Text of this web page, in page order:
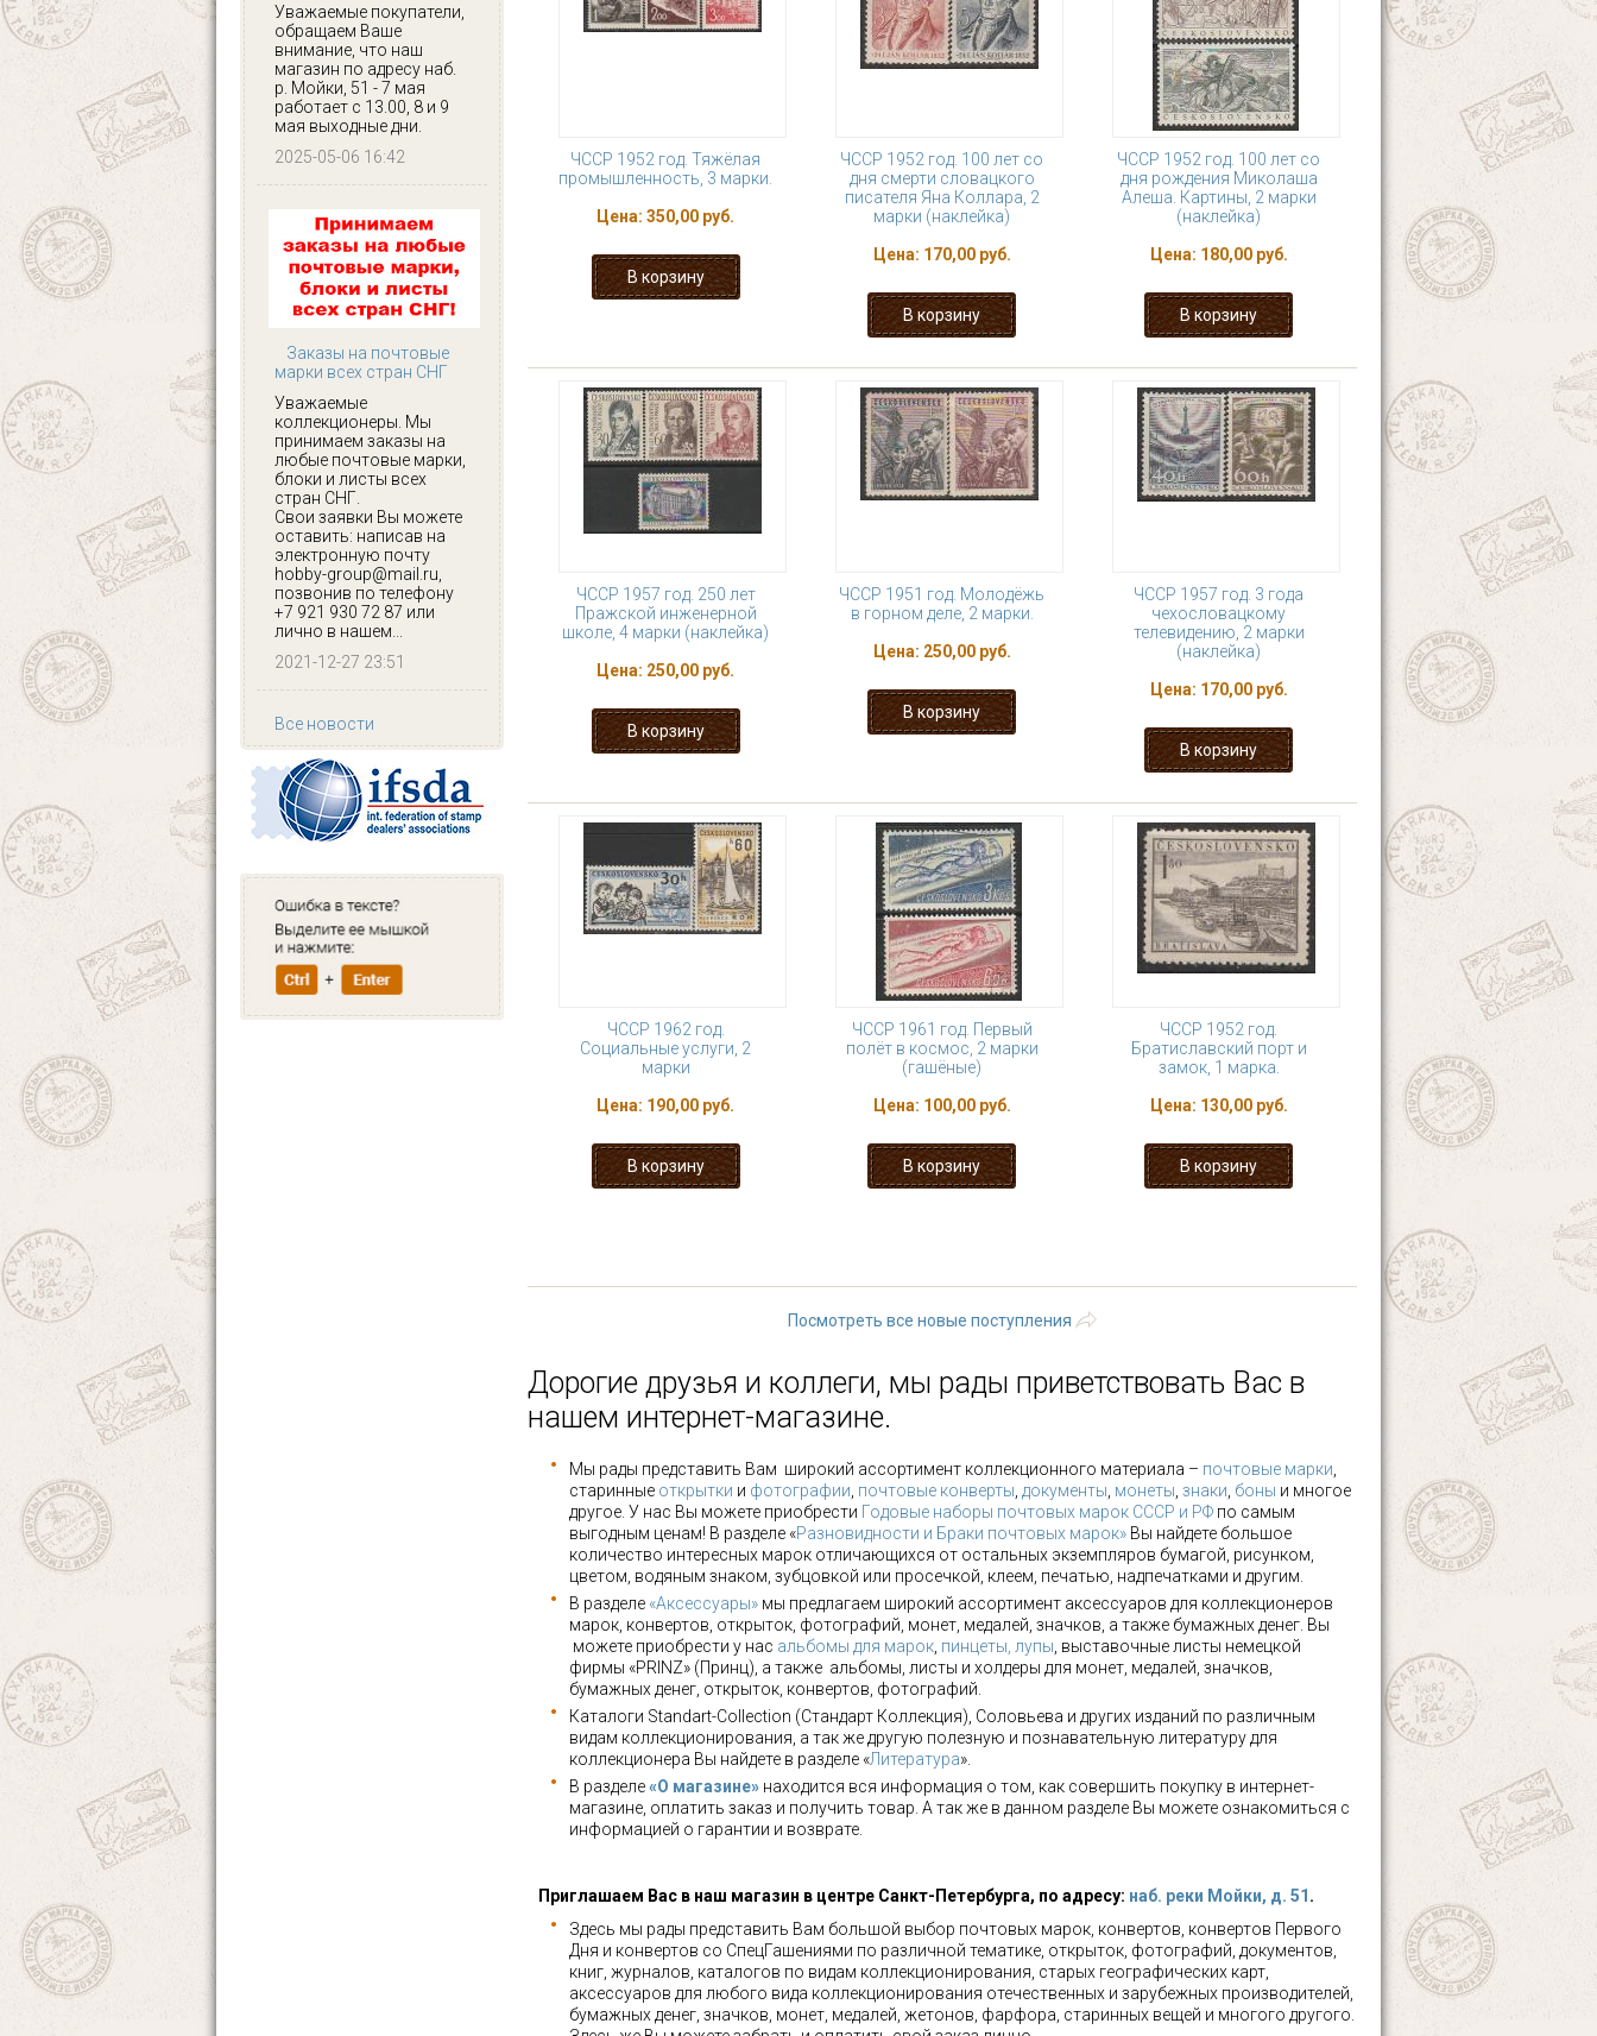
Уважаемые покупатели,
обращаем Ваше
внимание, что наш
магазин по адресу наб.
р. Мойки, 51 - 7 мая
работает с 13.00, 8 и 9
мая выходные дни.
2025-05-06 16:42
Заказы на почтовые
марки всех стран СНГ
Уважаемые
коллекционеры. Мы
принимаем заказы на
любые почтовые марки,
блоки и листы всех
стран СНГ.
Свои заявки Вы можете
оставить: написав на
электронную почту
hobby-group@mail.ru,
позвонив по телефону
+7 921 930 72 87 или
лично в нашем...
2021-12-27 23:51
Все новости
ЧССР 1952 год. Тяжёлая
промышленность, 3 марки.
Цена: 350,00 руб.
ЧССР 1952 год. 100 лет со
дня смерти словацкого
писателя Яна Коллара, 2
марки (наклейка)
Цена: 170,00 руб.
ЧССР 1952 год. 100 лет со
дня рождения Миколаша
Алеша. Картины, 2 марки
(наклейка)
Цена: 180,00 руб.
ЧССР 1957 год. 250 лет
Пражской инженерной
школе, 4 марки (наклейка)
Цена: 250,00 руб.
ЧССР 1951 год. Молодёжь
в горном деле, 2 марки.
Цена: 250,00 руб.
ЧССР 1957 год. 3 года
чехословацкому
телевидению, 2 марки
(наклейка)
Цена: 170,00 руб.
ЧССР 1962 год.
Социальные услуги, 2
марки
Цена: 190,00 руб.
ЧССР 1961 год. Первый
полёт в космос, 2 марки
(гашёные)
Цена: 100,00 руб.
ЧССР 1952 год.
Братиславский порт и
замок, 1 марка.
Цена: 130,00 руб.
Посмотреть все новые поступления
Дорогие друзья и коллеги, мы рады приветствовать Вас в
нашем интернет-магазине.
Мы рады представить Вам широкий ассортимент коллекционного материала – почтовые марки
старинные открытки и фотографии почтовые конверты документы монеты знаки боны и многое
другое. У нас Вы можете приобрести Годовые наборы почтовых марок СССР и РФ по самым
выгодным ценам! В разделе «Разновидности и Браки почтовых марок» Вы найдете большое
количество интересных марок отличающихся от остальных экземпляров бумагой, рисунком,
цветом, водяным знаком, зубцовкой или просечкой, клеем, печатью, надпечатками и другим.
В разделе «Аксессуары» мы предлагаем широкий ассортимент аксессуаров для коллекционеров
марок, конвертов, открыток, фотографий, монет, медалей, значков, а также бумажных денег. Вы
можете приобрести у нас альбомы для марок пинцеты, лупы , выставочные листы немецкой
фирмы «PRINZ» (Принц), а также альбомы, листы и холдеры для монет, медалей, значков,
бумажных денег, открыток, конвертов, фотографий.
Каталоги Standart-Collection (Стандарт Коллекция), Соловьева и других изданий по различным
видам коллекционирования, а так же другую полезную и познавательную литературу для
коллекционера Вы найдете в разделе «Литература».
В разделе«О магазине» находится вся информация о том, как совершить покупку в интернет-
магазине, оплатить заказ и получить товар. А так же в данном разделе Вы можете ознакомиться с
информацией о гарантии и возврате.
Приглашаем Вас в наш магазин в центре Санкт-Петербурга, по адресу: наб. реки Мойки, д. 51 .
Здесь мы рады представить Вам большой выбор почтовых марок, конвертов, конвертов Первого
Дня и конвертов со СпецГашениями по различной тематике, открыток, фотографий, документов,
книг, журналов, каталогов по видам коллекционирования, старых географических карт,
аксессуаров для любого вида коллекционирования отечественных и зарубежных производителей,
бумажных денег, значков, монет, медалей, жетонов, фарфора, старинных вещей и многого другого.